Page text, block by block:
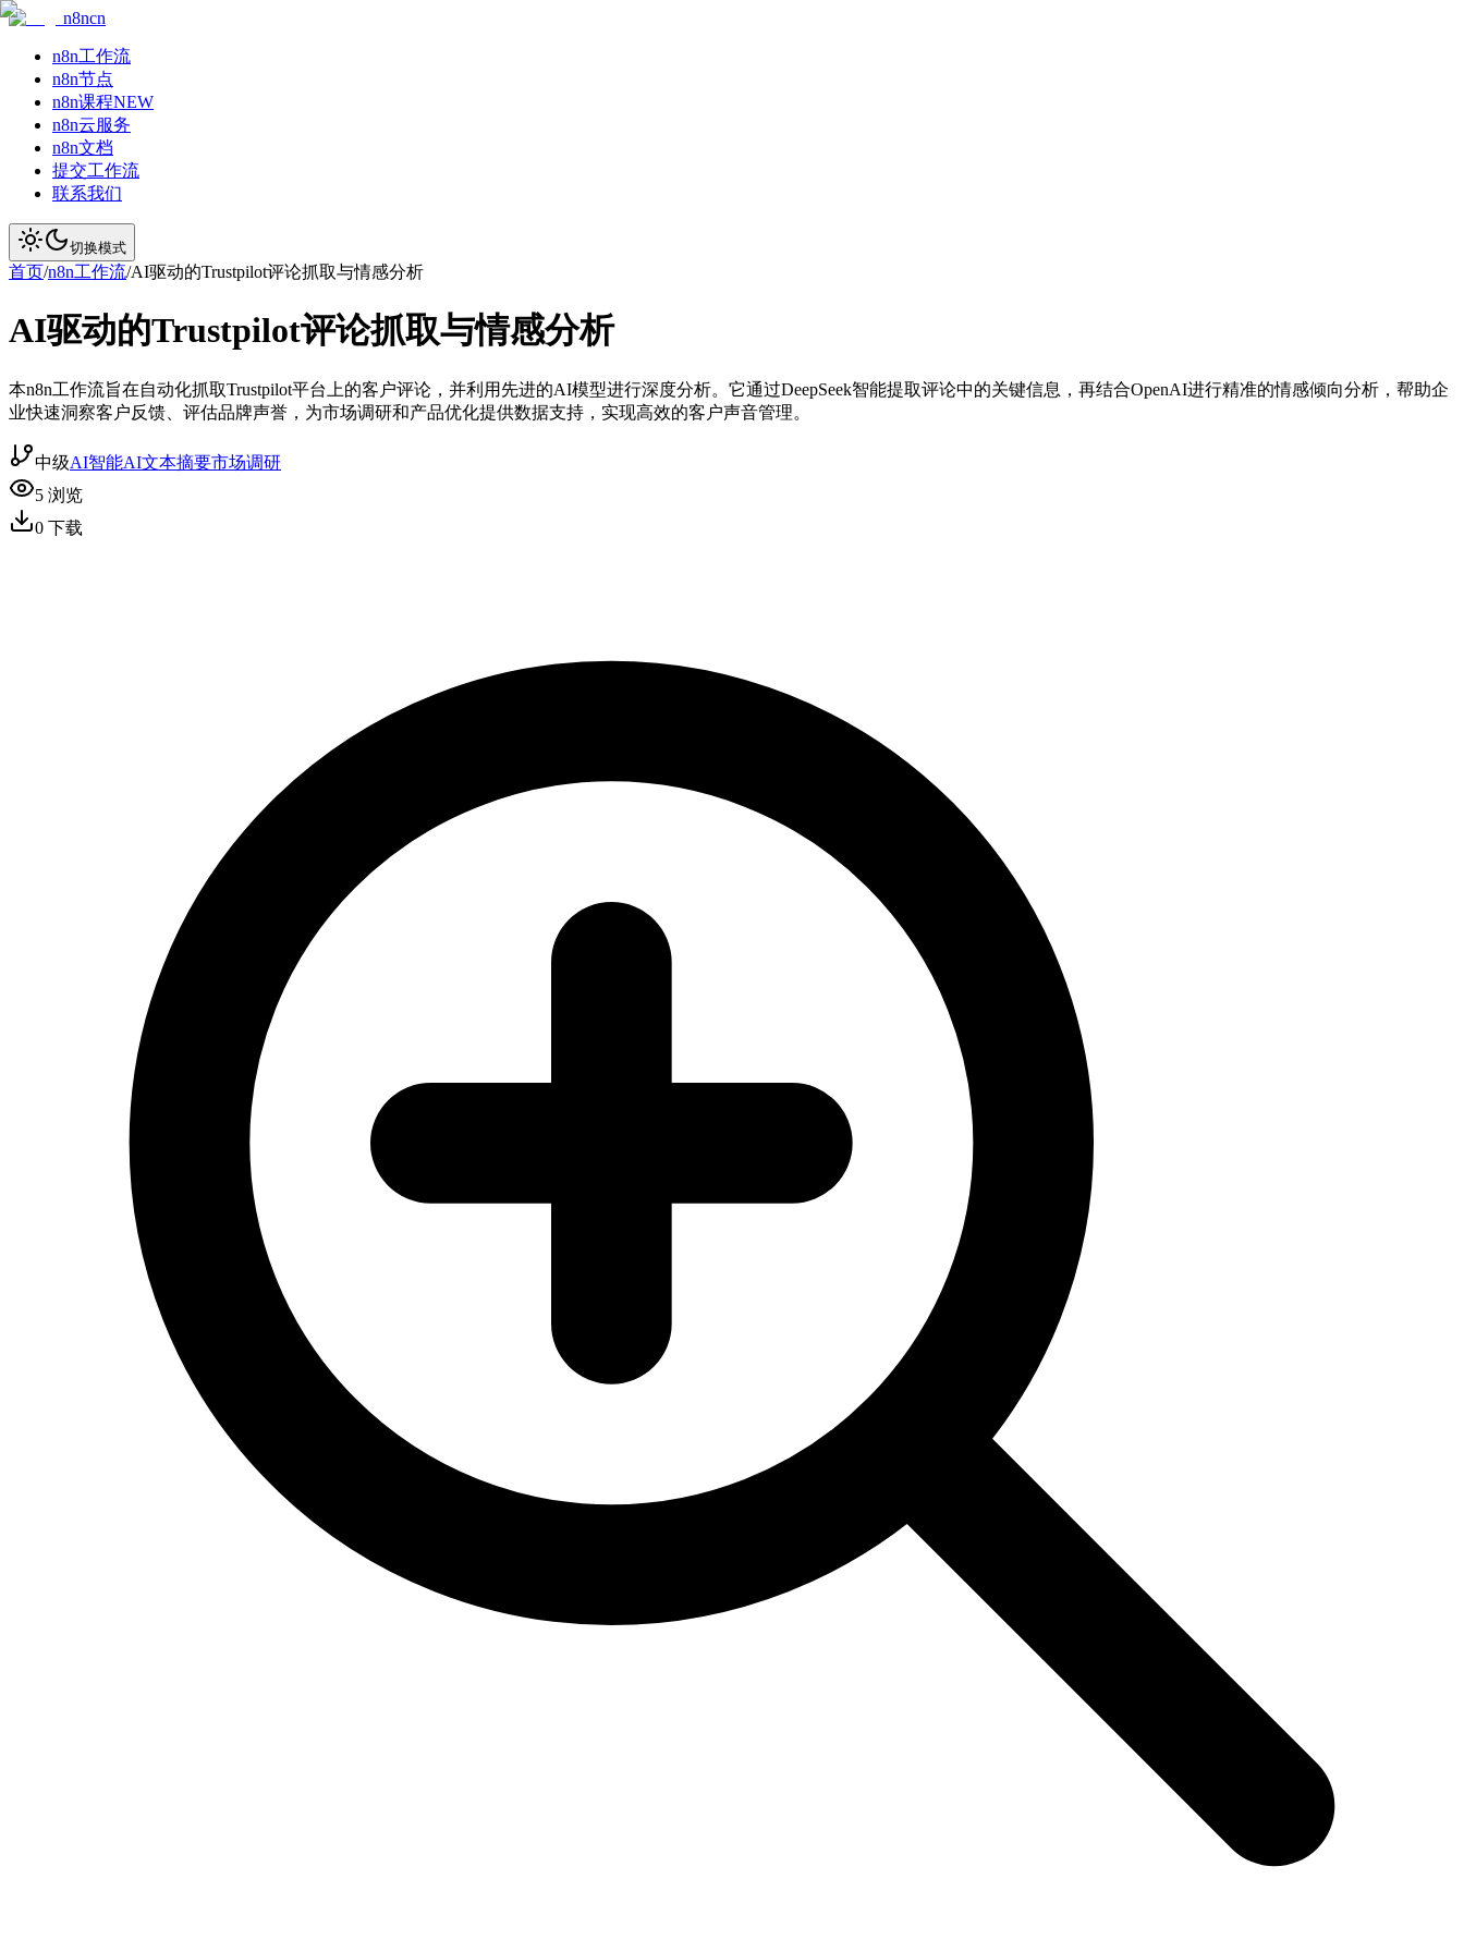
n8ncn
n8n工作流
n8n节点
n8n课程NEW
n8n云服务
n8n文档
提交工作流
联系我们
切换模式
首页/n8n工作流/AI驱动的Trustpilot评论抓取与情感分析
AI驱动的Trustpilot评论抓取与情感分析
本n8n工作流旨在自动化抓取Trustpilot平台上的客户评论，并利用先进的AI模型进行深度分析。它通过DeepSeek智能提取评论中的关键信息，再结合OpenAI进行精准的情感倾向分析，帮助企
业快速洞察客户反馈、评估品牌声誉，为市场调研和产品优化提供数据支持，实现高效的客户声音管理。
中级AI智能AI文本摘要市场调研
5 浏览
0 下载